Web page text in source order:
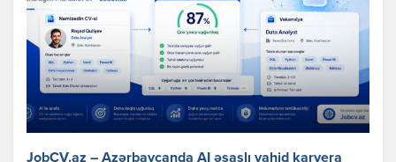
JobCV.az – Azərbaycanda AI əsaslı vahid karyera